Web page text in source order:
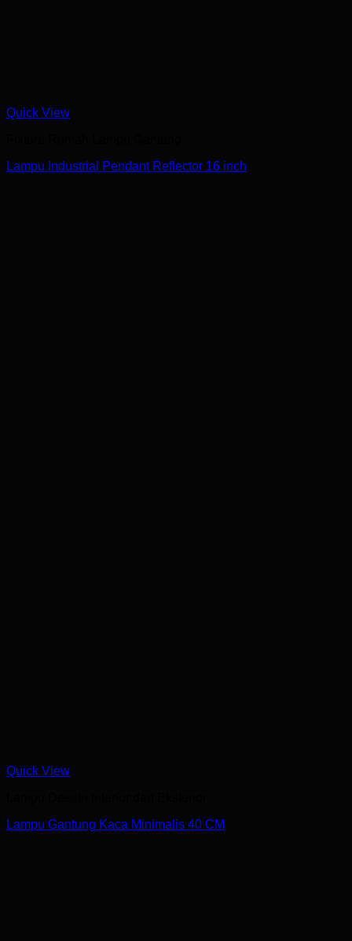
Quick View
Lampu Industrial Pendant Reflector 16 inch
Quick View
Lampu Gantung Kaca Minimalis 40 CM